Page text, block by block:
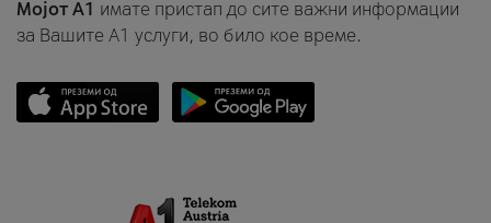
Мојот A1 имате пристап до сите важни информации
за Вашите A1 услуги, во било кое време.